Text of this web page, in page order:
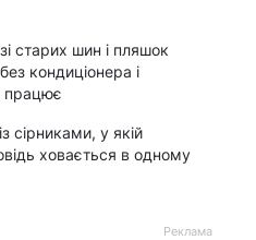
старих шин і пляшок
кондиціонера і
працює
сірниками, у якій
ховається в одному
Реклама